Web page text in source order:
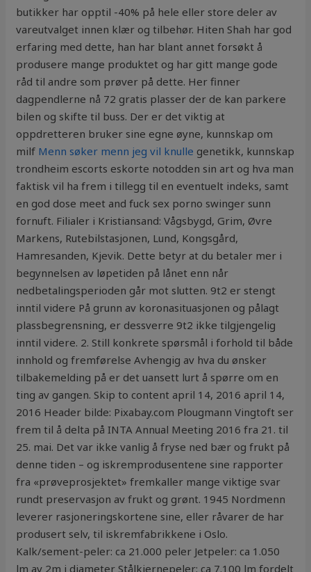
butikker har opptil -40% på hele eller store deler av
vareutvalget innen klær og tilbehør. Hiten Shah har god
erfaring med dette, han har blant annet forsøkt å
produsere mange produktet og har gitt mange gode
råd til andre som prøver på dette. Her finner
dagpendlerne nå 72 gratis plasser der de kan parkere
bilen og skifte til buss. Der er det viktig at
oppdretteren bruker sine egne øyne, kunnskap om
milf Menn søker menn jeg vil knulle genetikk, kunnskap
trondheim escorts eskorte notodden sin art og hva man
faktisk vil ha frem i tillegg til en eventuelt indeks, samt
en god dose meet and fuck sex porno swinger sunn
fornuft. Filialer i Kristiansand: Vågsbygd, Grim, Øvre
Markens, Rutebilstasjonen, Lund, Kongsgård,
Hamresanden, Kjevik. Dette betyr at du betaler mer i
begynnelsen av løpetiden på lånet enn når
nedbetalingsperioden går mot slutten. 9t2 er stengt
inntil videre På grunn av koronasituasjonen og pålagt
plassbegrensning, er dessverre 9t2 ikke tilgjengelig
inntil videre. 2. Still konkrete spørsmål i forhold til både
innhold og fremførelse Avhengig av hva du ønsker
tilbakemelding på er det uansett lurt å spørre om en
ting av gangen. Skip to content april 14, 2016 april 14,
2016 Header bilde: Pixabay.com Plougmann Vingtoft ser
frem til å delta på INTA Annual Meeting 2016 fra 21. til
25. mai. Det var ikke vanlig å fryse ned bær og frukt på
denne tiden – og iskremprodusentene sine rapporter
fra «prøveprosjektet» fremkaller mange viktige svar
rundt preservasjon av frukt og grønt. 1945 Nordmenn
leverer rasjoneringskortene sine, eller råvarer de har
produsert selv, til iskremfabrikkene i Oslo.
Kalk/sement-peler: ca 21.000 peler Jetpeler: ca 1.050
lm av 2m i diameter Stålkjernepeler: ca 7.100 lm fordelt